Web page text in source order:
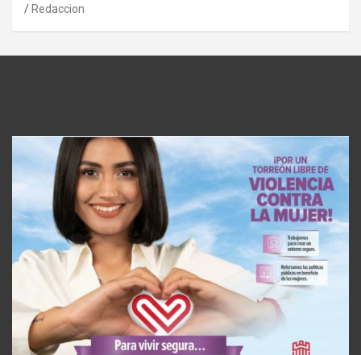
Redaccion